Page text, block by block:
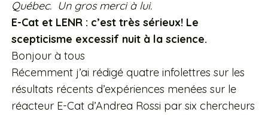
Québec. Un gros merci à lui.
E-Cat et LENR : c’est très sérieux! Le
scepticisme excessif nuit à la science.
Bonjour à tous
Récemment j’ai rédigé quatre infolettres sur les
résultats récents d’expériences menées sur le
réacteur E-Cat d’Andrea Rossi par six chercheurs